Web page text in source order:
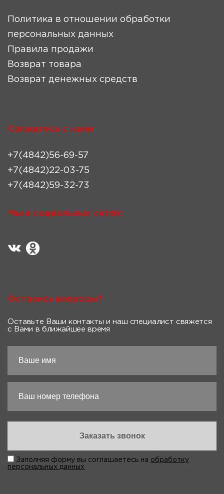
Политика в отношении обработки
персональных данных
Правила продажи
Возврат товара
Возврат денежных средств
Свяжитесь с нами
+7(4842)56-69-57
+7(4842)22-03-75
+7(4842)59-32-73
Мы в социальных сетях:
Остались вопросы?
Оставьте Ваши контакты и наш специалист свяжется
с Вами в ближайшее время
Заполняя форму вы соглашаетесь на обработку
персональных данных